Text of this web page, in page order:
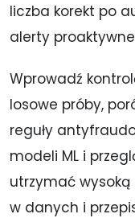
liczba korekt po
alerty
Wprowadź
losowe próby,
reguły
modeli ML i
utrzymać wysoką
w danych i